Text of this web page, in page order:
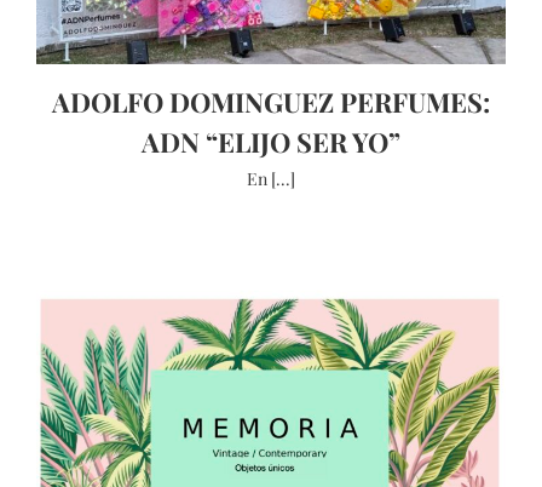
ADOLFO DOMINGUEZ PERFUMES:
ADN “ELIJO SER YO”
En [...]